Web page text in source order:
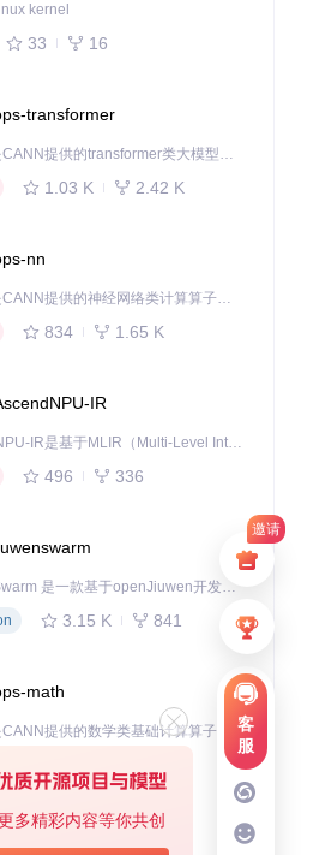
邀请
客
服
多精彩内容等你共创
kernel
33 16
transformer
本项目是CANN提供的transformer类大模型算子库，实现网络在NPU上加速计算。
1.03 K 2.42 K
nn
本项目是CANN提供的神经网络类计算算子库，实现网络在NPU上加速计算。
834 1.65 K
IR
AscendNPU-IR是基于MLIR（Multi-Level Intermediate Representation）构建的，面向昇腾亲和算子编译时使用的中间表示，提供昇腾完备表达能力，通过编译优化提升昇腾AI处理器计算效率，支持通过生态框架使能昇腾AI处理器与深度调优
496 336
JiuwenSwarm 是一款基于openJiuwen开发的智能AI Agent，它能够将大语言模型的强大能力，通过你日常使用的各类通讯应用，直接延伸至你的指尖。
3.15 K 841
math
deveco-code